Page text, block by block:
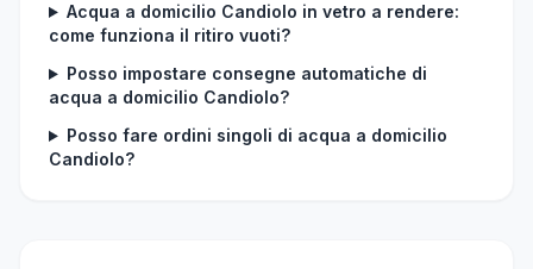
Acqua a domicilio Candiolo in vetro a rendere:
come funziona il ritiro vuoti?
Posso impostare consegne automatiche di
acqua a domicilio Candiolo?
Posso fare ordini singoli di acqua a domicilio
Candiolo?